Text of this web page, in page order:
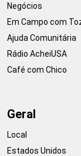
Negócios
Em Campo com
Ajuda Comunitária
Rádio AcheiUSA
Café com Chico
Geral
Local
Estados Unidos